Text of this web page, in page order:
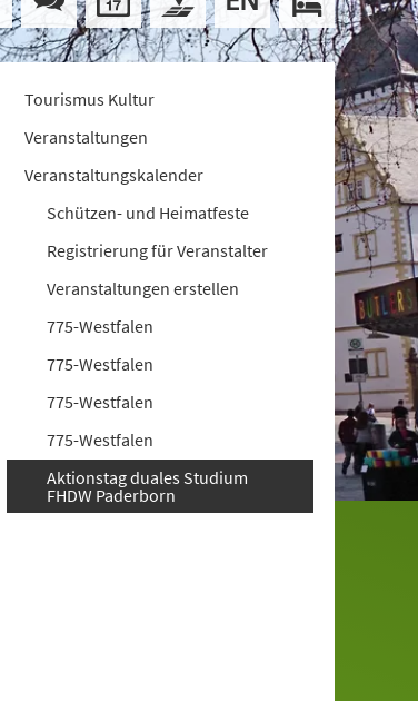
Tourismus Kultur
Veranstaltungen
Veranstaltungskalender
Schützen- und Heimatfeste
Registrierung für Veranstalter
Veranstaltungen erstellen
775-Westfalen
775-Westfalen
775-Westfalen
775-Westfalen
Ak­ti­ons­tag dua­les Stu­di­um
FHDW Pa­der­born